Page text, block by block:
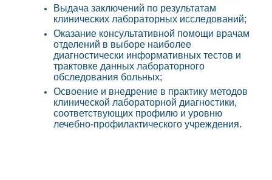
Выдача заключений по результатам
клинических лабораторных исследований;
Оказание консультативной помощи врачам
отделений в выборе наиболее
диагностически информативных тестов и
трактовке данных лабораторного
обследования больных;
Освоение и внедрение в практику методов
клинической лабораторной диагностики,
соответствующих профилю и уровню
лечебно-профилактического учреждения.